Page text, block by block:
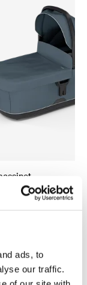
ads, to
our traffic.
dark slate